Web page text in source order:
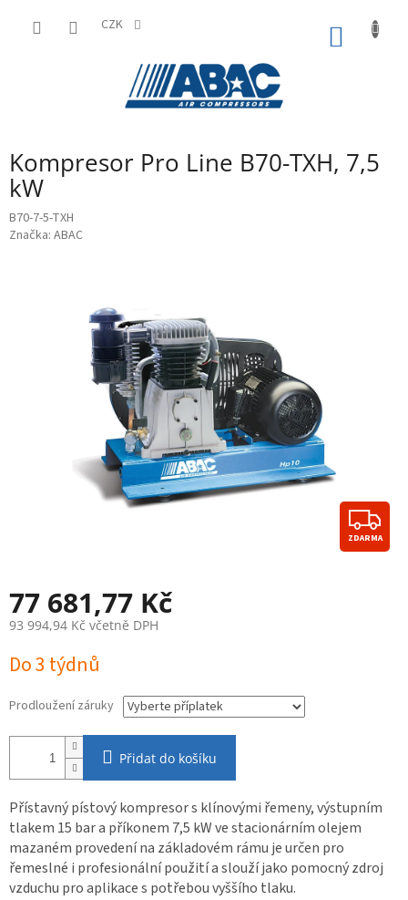
CZK
Kompresor Pro Line B70-TXH, 7,5
kW
B70-7-5-TXH
Značka: ABAC
Z
D
ZDARMA
77 681,77 Kč
93 994,94 Kč včetně DPH
cena:
Do 3 týdnů
Prodloužení záruky
Přidat do košíku
Přístavný pístový kompresor s klínovými řemeny, výstupním
tlakem 15 bar a příkonem 7,5 kW ve stacionárním olejem
mazaném provedení na základovém rámu je určen pro
řemeslné i profesionální použití a slouží jako pomocný zdroj
vzduchu pro aplikace s potřebou vyššího tlaku.